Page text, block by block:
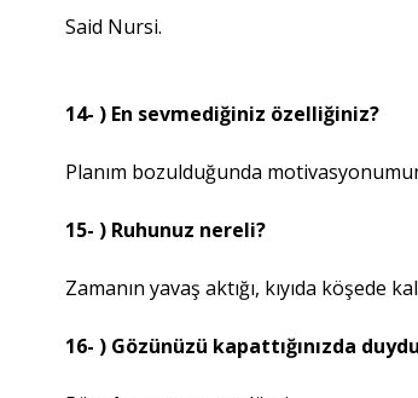
Said Nursi.
14- ) En sevmediğiniz özelliğiniz?
Planım bozulduğunda
15- ) Ruhunuz nereli?
Zamanın yavaş aktığı, kıyıda köşede
16- ) Gözünüzü kapattığınızda